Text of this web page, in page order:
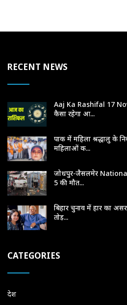
RECENT NEWS
Aaj Ka Rashifal 17
कैसा रहेगा आ...
पाक में महिला श्रद्धालु के
महिलाओं क...
जोधपुर-जैसलमेर National
5 की मौत...
बिहार चुनाव में हार का
तोड़...
CATEGORIES
देश